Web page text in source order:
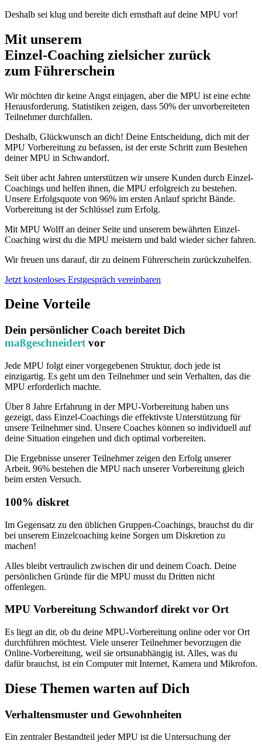
Deshalb sei klug und bereite dich ernsthaft auf deine MPU vor!
Mit unserem
Einzel-Coaching zielsicher zurück
zum Führerschein
Wir möchten dir keine Angst einjagen, aber die MPU ist eine echte
Herausforderung. Statistiken zeigen, dass 50% der unvorbereiteten
Teilnehmer durchfallen.
Deshalb, Glückwunsch an dich! Deine Entscheidung, dich mit der
MPU Vorbereitung zu befassen, ist der erste Schritt zum Bestehen
deiner MPU in Schwandorf.
Seit über acht Jahren unterstützen wir unsere Kunden durch Einzel-
Coachings und helfen ihnen, die MPU erfolgreich zu bestehen.
Unsere Erfolgsquote von 96% im ersten Anlauf spricht Bände.
Vorbereitung ist der Schlüssel zum Erfolg.
Mit MPU Wolff an deiner Seite und unserem bewährten Einzel-
Coaching wirst du die MPU meistern und bald wieder sicher fahren.
Wir freuen uns darauf, dir zu deinem Führerschein zurückzuhelfen.
Jetzt kostenloses Erstgespräch vereinbaren
Deine Vorteile
Dein persönlicher Coach bereitet Dich
maßgeschneidertvor
Jede MPU folgt einer vorgegebenen Struktur, doch jede ist
einzigartig. Es geht um den Teilnehmer und sein Verhalten, das die
MPU erforderlich machte.
Über 8 Jahre Erfahrung in der MPU-Vorbereitung haben uns
gezeigt, dass Einzel-Coachings die effektivste Unterstützung für
unsere Teilnehmer sind. Unsere Coaches können so individuell auf
deine Situation eingehen und dich optimal vorbereiten.
Die Ergebnisse unserer Teilnehmer zeigen den Erfolg unserer
Arbeit. 96% bestehen die MPU nach unserer Vorbereitung gleich
beim ersten Versuch.
100% diskret
Im Gegensatz zu den üblichen Gruppen-Coachings, brauchst du dir
bei unserem Einzelcoaching keine Sorgen um Diskretion zu
machen!
Alles bleibt vertraulich zwischen dir und deinem Coach. Deine
persönlichen Gründe für die MPU musst du Dritten nicht
offenlegen.
MPU Vorbereitung Schwandorf direkt vor Ort
Es liegt an dir, ob du deine MPU-Vorbereitung online oder vor Ort
durchführen möchtest. Viele unserer Teilnehmer bevorzugen die
Online-Vorbereitung, weil sie ortsunabhängig ist. Alles, was du
dafür brauchst, ist ein Computer mit Internet, Kamera und Mikrofon.
Diese Themen warten auf Dich
Verhaltensmuster und Gewohnheiten
Ein zentraler Bestandteil jeder MPU ist die Untersuchung der